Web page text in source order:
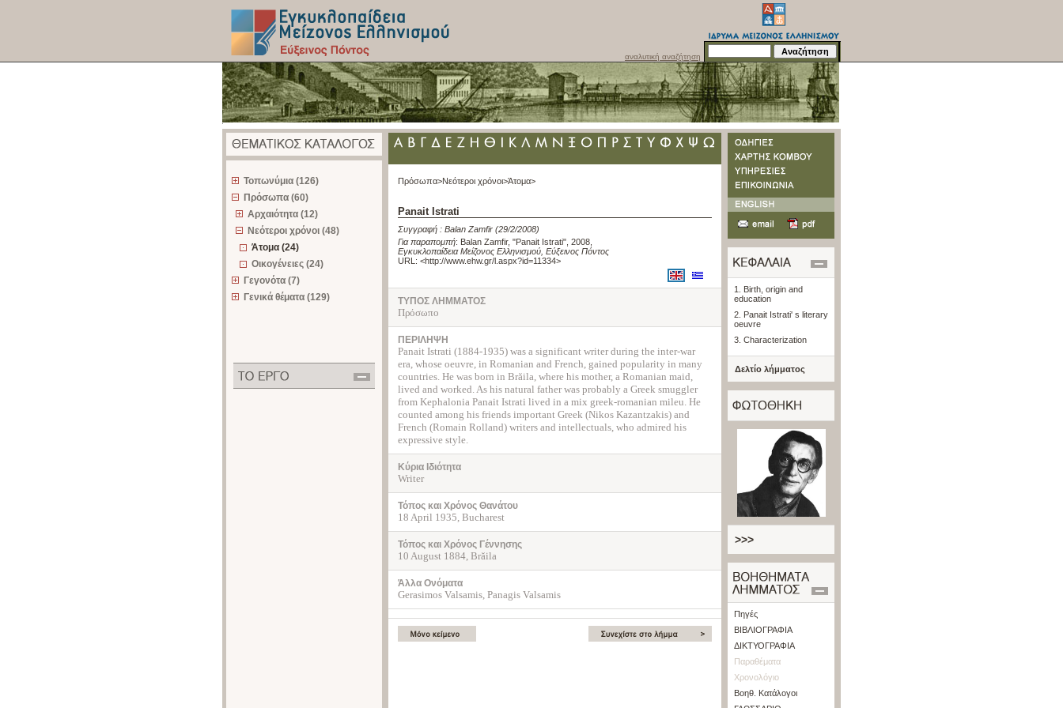
αναλυτική αναζήτηση
Τοπωνύμια (126)
Πρόσωπα (60)
Αρχαιότητα (12)
Νεότεροι χρόνοι (48)
Άτομα (24)
Οικογένειες (24)
Γεγονότα (7)
Γενικά θέματα (129)
Πρόσωπα>Νεότεροι χρόνοι>Άτομα>
Panait Istrati
Συγγραφή : Balan Zamfir (29/2/2008)
Για παραπομπή: Balan Zamfir, "Panait Istrati", 2008
Εγκυκλοπαίδεια Μείζονος Ελληνισμού, Εύξεινος Πόντος
URL: <http://www.ehw.gr/l.aspx?id=11334>
ΤΥΠΟΣ ΛΗΜΜΑΤΟΣ
Πρόσωπο
ΠΕΡΙΛΗΨΗ
Panait Istrati (1884-1935) was a significant writer during the inter-war
era, whose oeuvre, in Romanian and French, gained popularity in many
countries. He was born in Brăila, where his mother, a Romanian maid,
lived and worked. As his natural father was probably a Greek smuggler
from Kephalonia Panait Istrati lived in a mix greek-romanian mileu. He
counted among his friends important Greek (Nikos Kazantzakis) and
French (Romain Rolland) writers and intellectuals, who admired his
expressive style.
Κύρια Ιδιότητα
Writer
Τόπος και Χρόνος Θανάτου
18 April 1935, Bucharest
Τόπος και Χρόνος Γέννησης
10 August 1884, Brăila
Άλλα Ονόματα
Gerasimos Valsamis, Panagis Valsamis
1. Birth, origin and
education
2. Panait Istrati' s literary
oeuvre
3. Characterization
Δελτίο λήμματος
>>>
Πηγές
ΒΙΒΛΙΟΓΡΑΦΙΑ
ΔΙΚΤΥΟΓΡΑΦΙΑ
Παραθέματα
Χρονολόγιο
Βοηθ. Κατάλογοι